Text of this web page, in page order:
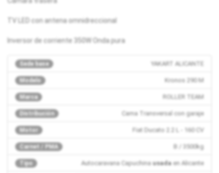
TV LED con antena omnidreccional
Inversor de corriente 350W Onda pura
Sede base YAKART ALICANTE
Modelo Kronos 290 M
Marca ROLLER TEAM
Distribución Cama Transversal con garaje
Motor Fiat Ducato 2.2 L - 160 CV
Carnet / PMA B / 3500kg
Tipo Autocaravana Capuchinausadaen Alicante